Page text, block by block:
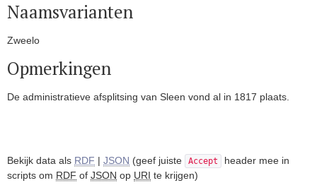
Naamsvarianten
Zweelo
Opmerkingen
De administratieve afsplitsing van Sleen vond al in 1817 plaats.
Bekijk data als RDF | JSON (geef juiste Accept
header mee in
scripts om RDF of JSON op URI te krijgen)